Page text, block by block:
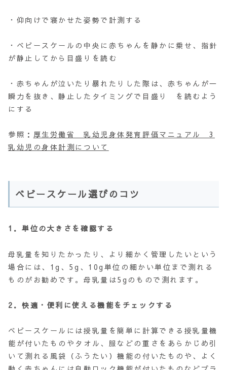
・仰向けで寝かせた姿勢で計測する
・ベビースケールの中央に赤ちゃんを静かに乗せ、指針
が静止してから目盛りを読む
・赤ちゃんが泣いたり暴れたりした際は、赤ちゃんが一
瞬力を抜き、静止したタイミングで目盛り を読むよう
にする
参照： 厚生労働省 乳幼児身体発育評価マニュアル 3
乳幼児の身体計測について
ベビースケール選びのコツ
1．単位の大きさを確認する
母乳量を知りたかったり、より細かく管理したいという
場合には、1g、5g、10g単位の細かい単位まで測れる
ものがお勧めです。母乳量は5gのもので測れます。
2．快適・便利に使える機能をチェックする
ベビースケールには授乳量を簡単に計算できる授乳量機
能が付いたものやタオル、服などの重さをあらかじめ引
いて測れる風袋（ふうたい）機能の付いたものや、よく